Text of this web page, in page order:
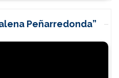
Peñarredonda”